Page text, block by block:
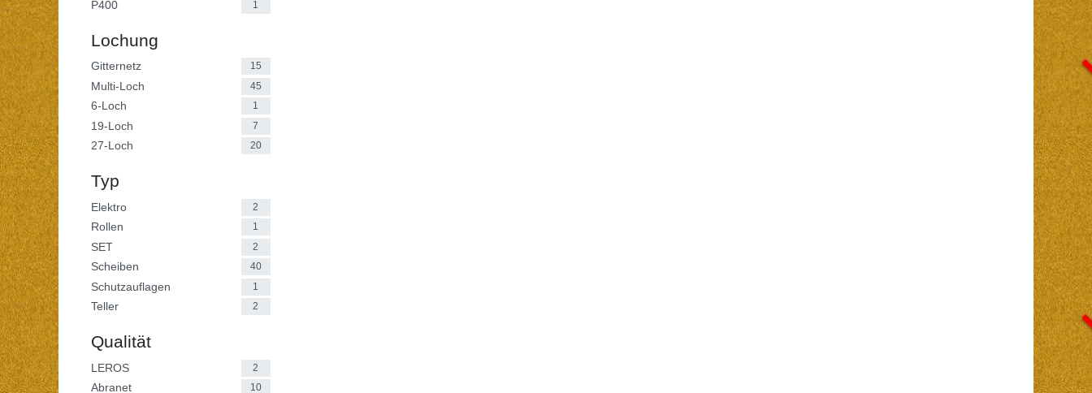
P400 1
Lochung
Gitternetz 15
Multi-Loch 45
6-Loch 1
19-Loch 7
27-Loch 20
Typ
Elektro 2
Rollen 1
SET 2
Scheiben 40
Schutzauflagen 1
Teller 2
Qualität
LEROS 2
Abranet 10